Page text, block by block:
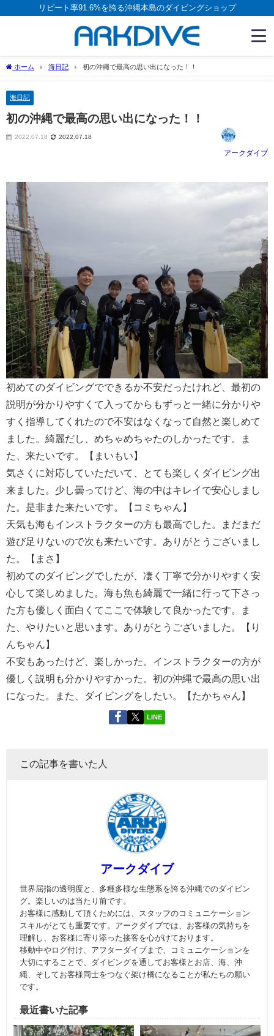
リピート率91.6%を誇る沖縄本島のダイビングショップ
ホーム 海日記 初の沖縄で最高の思い出になった！！
海日記
初の沖縄で最高の思い出になった！！
2022.07.18 2022.07.18
アークダイブ
初めてのダイビングでできるか不安だったけれど、最初の
説明が分かりやすくて入ってからもずっと一緒に分かりや
すく指導してくれたので不安はなくなって自然と楽しめて
ました。綺麗だし、めちゃめちゃたのしかったです。ま
た、来たいです。【まいもい】
気さくに対応していただいて、とても楽しくダイビング出
来ました。少し曇ってけど、海の中はキレイで安心しまし
た。是非また来たいです。【コミちゃん】
天気も海もインストラクターの方も最高でした。まだまだ
遊び足りないので次も来たいです。ありがとうございまし
た。【まさ】
初めてのダイビングでしたが、凄く丁寧で分かりやすく安
心して楽しめました。海も魚も綺麗で一緒に行って下さっ
た方も優しく面白くてここで体験して良かったです。ま
た、やりたいと思います。ありがとうございました。【り
んちゃん】
不安もあったけど、楽しかった。インストラクターの方が
優しく説明も分かりやすかった。初の沖縄で最高の思い出
になった。また、ダイビングをしたい。【たかちゃん】
LINE
この記事を書いた人
アークダイブ
世界屈指の透明度と、多種多様な生態系を誇る沖縄でのダイビン
グ。楽しいのは当たり前です。
お客様に感動して頂くためには、スタッフのコミュニケーション
スキルがとても重要です。アークダイブでは、お客様の気持ちを
理解し、お客様に寄り添った接客を心がけております。
移動中やログ付け、アフターダイブまで、コミュニケーションを
大切にすることで、ダイビングを通してお客様とお店、海、沖
縄、そしてお客様同士をつなぐ架け橋になることが私たちの願い
です。
最近書いた記事